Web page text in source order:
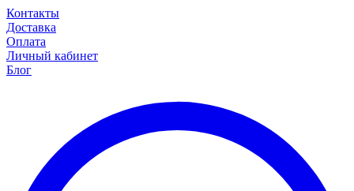
Контакты
Доставка
Оплата
Личный кабинет
Блог